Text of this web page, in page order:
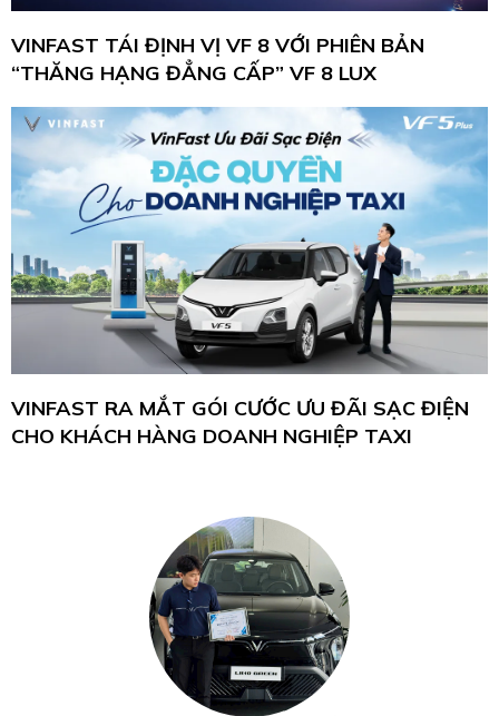
VINFAST TÁI ĐỊNH VỊ VF 8 VỚI PHIÊN BẢN
“THĂNG HẠNG ĐẲNG CẤP” VF 8 LUX
VINFAST RA MẮT GÓI CƯỚC ƯU ĐÃI SẠC ĐIỆN
CHO KHÁCH HÀNG DOANH NGHIỆP TAXI